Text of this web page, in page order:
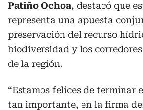
Patiño Ochoa, destacó que
representa una apuesta
preservación del recurso
biodiversidad y los
de la región.
“Estamos felices de terminar
tan importante, en la firma